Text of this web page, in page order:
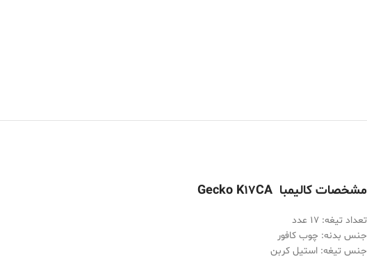
مشخصات کالیمبا Gecko K17CA
تعداد تیغه: ۱۷ عدد
جنس بدنه: چوب کافور
جنس تیغه: استیل کربن